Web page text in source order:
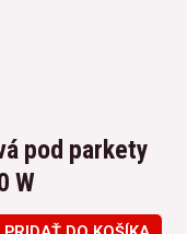
pod parkety
W